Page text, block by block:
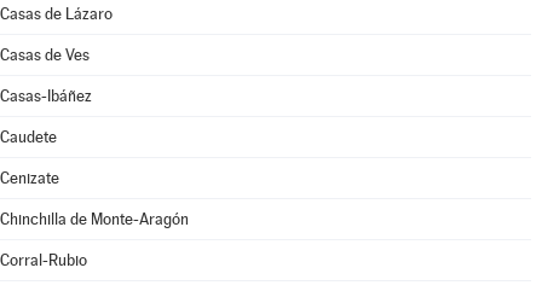
Casas de Lázaro
Casas de Ves
Casas-Ibáñez
Caudete
Cenizate
Chinchilla de Monte-Aragón
Corral-Rubio